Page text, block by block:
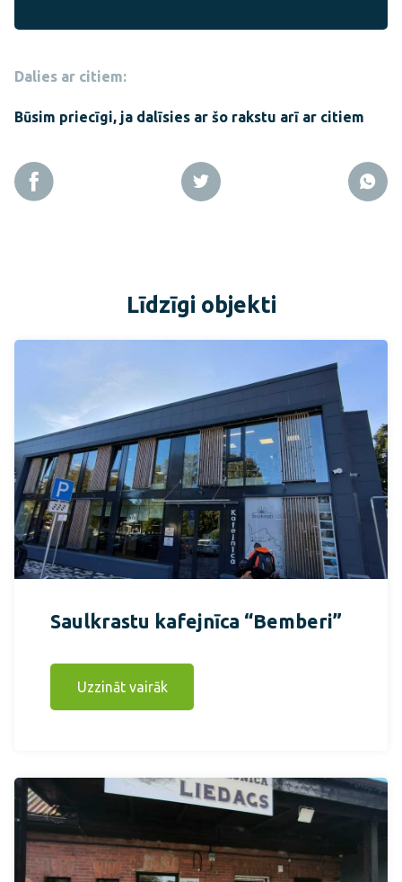
Dalies ar citiem:
Būsim priecīgi, ja dalīsies ar šo rakstu arī ar citiem
Līdzīgi objekti
Saulkrastu kafejnīca “Bemberi”
Uzzināt vairāk